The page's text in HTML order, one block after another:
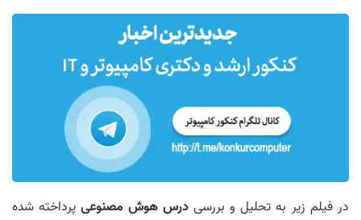
در فیلم زیر به تحلیل و بررسیدرس هوش مصنوعیپرداخته شده